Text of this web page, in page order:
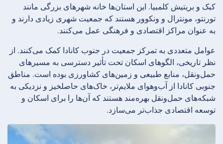
کبک و بریتیش کلمبیا. این استان‌ها خانه شهرهای بزرگی مانند
تورنتو، مونترال و ونکوور هستند که جمعیت شهری زیادی دارند و
به عنوان مراکز اقتصادی و فرهنگی عمل می‌کنند.
عوامل متعددی به تمرکز جمعیت در جنوب کانادا کمک می‌کنند. از
نظر تاریخی، الگوهای اسکان تحت تأثیر دسترسی به مسیرهای
حمل‌ونقل، منابع طبیعی و زمین‌های کشاورزی بوده است. مناطق
جنوبی کانادا از آب‌وهوای ملایم‌تر، خاک‌های حاصلخیز و نزدیکی به
شبکه‌های حمل‌ونقل بهره‌مند هستند که آن‌ها را برای اسکان و
توسعه اقتصادی جذاب‌تر می‌سازد.